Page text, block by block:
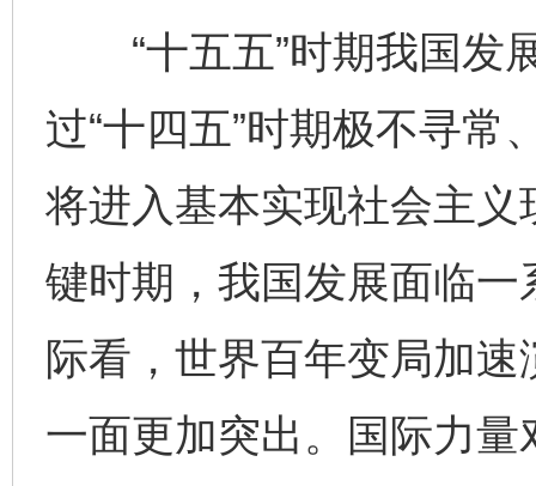
“十五五”时期我国发
过“十四五”时期极不寻
将进入基本实现社会主
键时期，我国发展面临
际看，世界百年变局加
一面更加突出。国际力